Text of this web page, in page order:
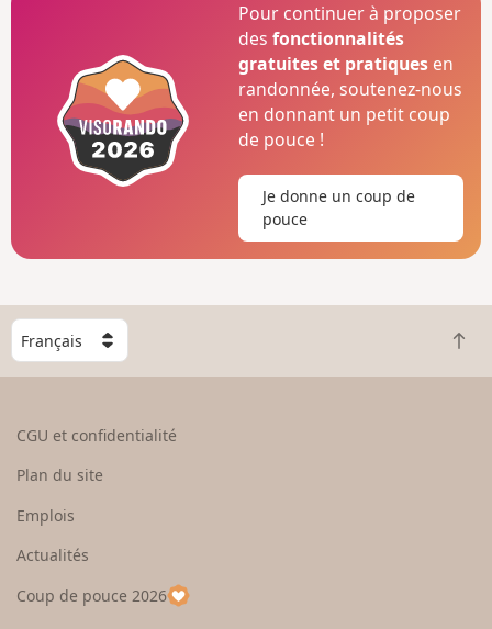
Pour continuer à proposer
desfonctionnalités
gratuites et pratiques en
randonnée, soutenez-nous
en donnant un petit coup
de pouce !
Je donne un coup de
pouce
C
h
o
e
u
p
R
e
CGU et confidentialité
Plan du site
Emplois
Actualités
Coup de pouce 2026